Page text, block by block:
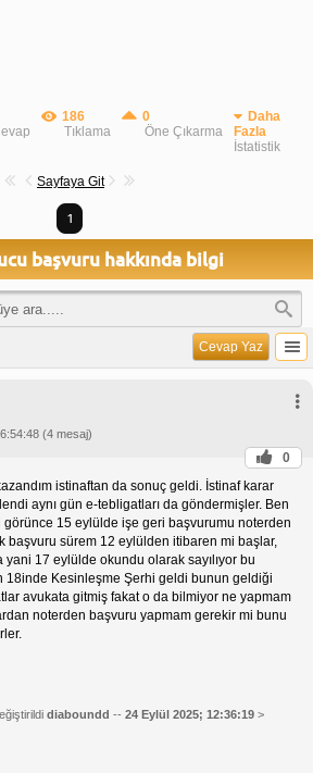
186
Tıklama
0
Öne Çıkarma
Daha
Fazla
İstatistik
Sayfaya Git
1
başvuru hakkında bilgi
Cevap Yaz
(4 mesaj)
0
istinaftan da sonuç geldi. İstinaf karar
aynı gün e-tebligatları da göndermişler. Ben
15 eylülde işe geri başvurumu noterden
başvuru sürem 12 eylülden itibaren mi başlar,
17 eylülde okundu olarak sayılıyor bu
18inde Kesinleşme Şerhi geldi bunun geldiği
avukata gitmiş fakat o da bilmiyor ne yapmam
noterden başvuru yapmam gerekir mi bunu
diaboundd -- 24 Eylül 2025; 12:36:19 >